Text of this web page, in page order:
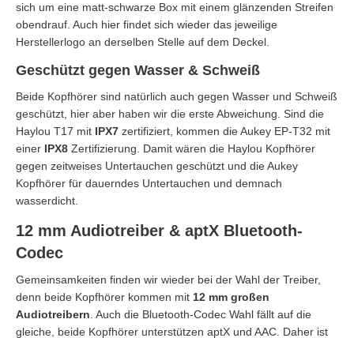
sich um eine matt-schwarze Box mit einem glänzenden Streifen
obendrauf. Auch hier findet sich wieder das jeweilige
Herstellerlogo an derselben Stelle auf dem Deckel.
Geschützt gegen Wasser & Schweiß
Beide Kopfhörer sind natürlich auch gegen Wasser und Schweiß
geschützt, hier aber haben wir die erste Abweichung. Sind die
Haylou T17 mit IPX7 zertifiziert, kommen die Aukey EP-T32 mit
einer IPX8 Zertifizierung. Damit wären die Haylou Kopfhörer
gegen zeitweises Untertauchen geschützt und die Aukey
Kopfhörer für dauerndes Untertauchen und demnach
wasserdicht.
12 mm Audiotreiber & aptX Bluetooth-
Codec
Gemeinsamkeiten finden wir wieder bei der Wahl der Treiber,
denn beide Kopfhörer kommen mit 12 mm großen
Audiotreibern . Auch die Bluetooth-Codec Wahl fällt auf die
gleiche, beide Kopfhörer unterstützen aptX und AAC. Daher ist